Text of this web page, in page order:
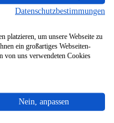
benutze die Schaltflächen um die
In den Warenkorb
Datenschutzbestimmungen
platzieren, um unsere Webseite zu
ein großartiges Webseiten-
von uns verwendeten Cookies
Nein, anpassen